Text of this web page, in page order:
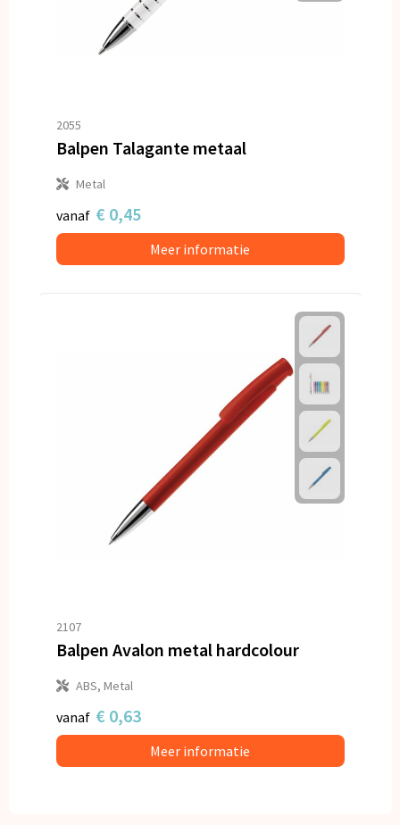
2055
Balpen Talagante metaal
Metal
vanaf € 0,45
Meer informatie
2107
Balpen Avalon metal hardcolour
ABS, Metal
vanaf € 0,63
Meer informatie